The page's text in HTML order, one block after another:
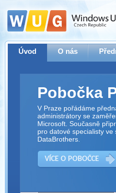
Úvod O nás
Pobočka
V Praze pořádáme
administrátory se
Microsoft. Současně
pro datové specialisty
DataBrothers.
VÍCE O POBOČCE